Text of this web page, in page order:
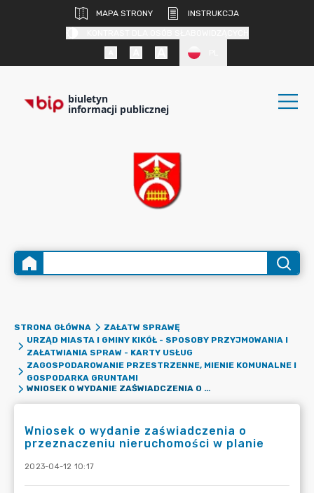
MAPA STRONY
INSTRUKCJA
biuletyn
informacji publicznej
STRONA GŁÓWNA
ZAŁATW SPRAWĘ
URZĄD MIASTA I GMINY KIKÓŁ - SPOSOBY PRZYJMOWANIA I
ZAŁATWIANIA SPRAW - KARTY USŁUG
ZAGOSPODAROWANIE PRZESTRZENNE, MIENIE KOMUNALNE I
GOSPODARKA GRUNTAMI
WNIOSEK O WYDANIE ZAŚWIADCZENIA O PRZEZNACZENIU NIERUCHOMOŚCI W PLANIE
Wniosek o wydanie zaświadczenia o
przeznaczeniu nieruchomości w planie
2023-04-12 10:17